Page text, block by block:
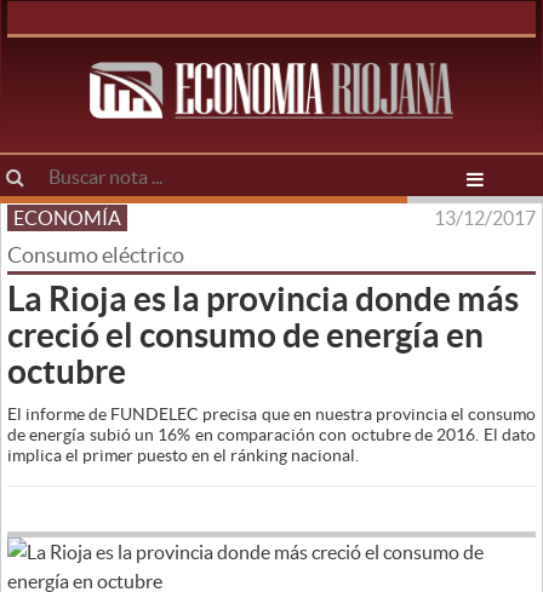
ECONOMÍA 13/12/2017
Consumo eléctrico
La Rioja es la provincia donde más
creció el consumo de energía en
octubre
El informe de FUNDELEC precisa que en nuestra provincia el consumo
de energía subió un 16% en comparación con octubre de 2016. El dato
implica el primer puesto en el ránking nacional.